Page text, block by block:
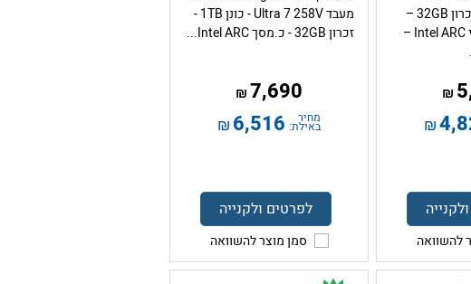
Ultra 9 285H – זכרון 32GB –
כונן 1TB – מ.גרפי Intel ARC –
₪
₪
להשוואה
מעבד Ultra 7 258V - כונן 1TB -
זכרון 32GB - כ.מסך Intel ARC...
7,690
₪
מחיר
באילת: 6,516
₪
לפרטים ולקנייה
סמן מוצר להשוואה